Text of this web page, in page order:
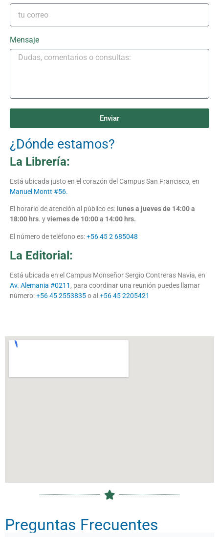
Mensaje
Enviar
¿Dónde estamos?
La Librería:
Está ubicada justo en el corazón del Campus San Francisco, en
Manuel Montt #56.
El horario de atención al público es: lunes a jueves de 14:00 a
18:00 hrs. yviernes de 10:00 a 14:00 hrs.
El número de teléfono es:+56 45 2 685048
La Editorial:
Está ubicada en el Campus Monseñor Sergio Contreras Navia, en
Av. Alemania #0211 , para coordinar una reunión puedes llamar
número:+56 45 2553835o al +56 45 2205421
Preguntas Frecuentes